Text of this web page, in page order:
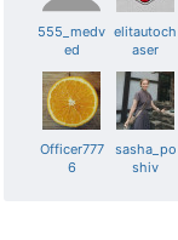
555_medv
ed
elitautoch
aser
Officer777
6
sasha_po
shiv